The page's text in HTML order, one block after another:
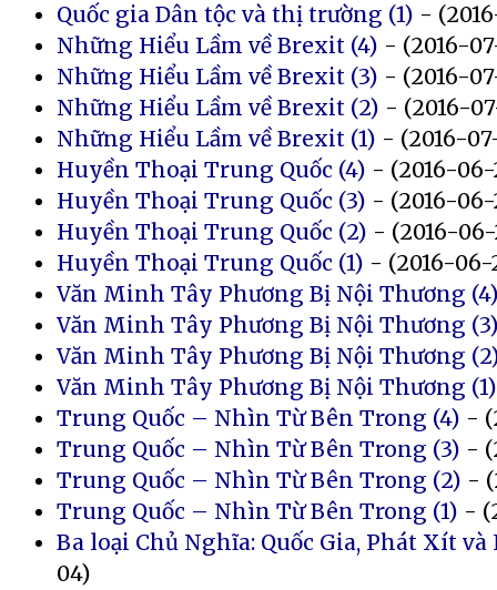
Quốc gia Dân tộc và thị trường (1) -
Những Hiểu Lầm về Brexit (4) - (2016-
Những Hiểu Lầm về Brexit (3) - (2016-
Những Hiểu Lầm về Brexit (2) - (2016-
Những Hiểu Lầm về Brexit (1) - (2016-
Huyền Thoại Trung Quốc (4) - (2016-
Huyền Thoại Trung Quốc (3) - (2016-
Huyền Thoại Trung Quốc (2) - (2016-
Huyền Thoại Trung Quốc (1) - (2016-06-
Văn Minh Tây Phương Bị Nội Thương
Văn Minh Tây Phương Bị Nội Thương
Văn Minh Tây Phương Bị Nội Thương
Văn Minh Tây Phương Bị Nội Thương (1)
Trung Quốc – Nhìn Từ Bên Trong (4) -
Trung Quốc – Nhìn Từ Bên Trong (3) -
Trung Quốc – Nhìn Từ Bên Trong (2) -
Trung Quốc – Nhìn Từ Bên Trong (1) -
Ba loại Chủ Nghĩa: Quốc Gia, Phát Xít và
04)